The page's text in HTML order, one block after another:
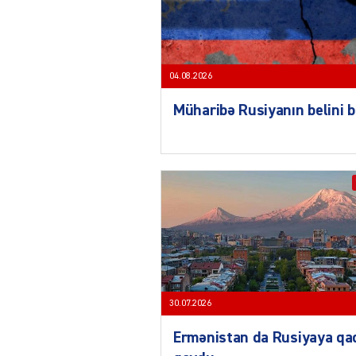
04.08.2026
Müharibə Rusiyanın belini
30.07.2026
Ermənistan da Rusiyaya